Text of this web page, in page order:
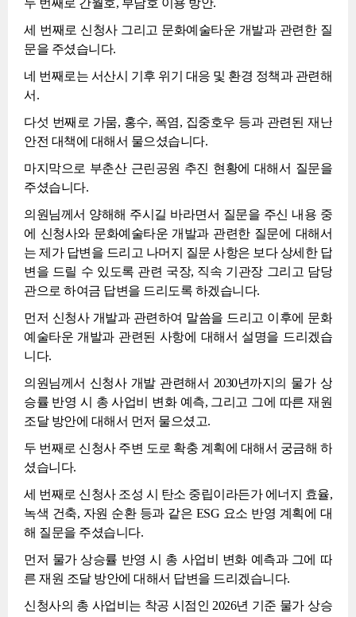
두 번째로 간월호, 부남호 이용 방안.
세 번째로 신청사 그리고 문화예술타운 개발과 관련한 질
문을 주셨습니다.
네 번째로는 서산시 기후 위기 대응 및 환경 정책과 관련해
서.
다섯 번째로 가뭄, 홍수, 폭염, 집중호우 등과 관련된 재난
안전 대책에 대해서 물으셨습니다.
마지막으로 부춘산 근린공원 추진 현황에 대해서 질문을
주셨습니다.
의원님께서 양해해 주시길 바라면서 질문을 주신 내용 중
에 신청사와 문화예술타운 개발과 관련한 질문에 대해서
는 제가 답변을 드리고 나머지 질문 사항은 보다 상세한 답
변을 드릴 수 있도록 관련 국장, 직속 기관장 그리고 담당
관으로 하여금 답변을 드리도록 하겠습니다.
먼저 신청사 개발과 관련하여 말씀을 드리고 이후에 문화
예술타운 개발과 관련된 사항에 대해서 설명을 드리겠습
니다.
의원님께서 신청사 개발 관련해서 2030년까지의 물가 상
승률 반영 시 총 사업비 변화 예측, 그리고 그에 따른 재원
조달 방안에 대해서 먼저 물으셨고.
두 번째로 신청사 주변 도로 확충 계획에 대해서 궁금해 하
셨습니다.
세 번째로 신청사 조성 시 탄소 중립이라든가 에너지 효율,
녹색 건축, 자원 순환 등과 같은 ESG 요소 반영 계획에 대
해 질문을 주셨습니다.
먼저 물가 상승률 반영 시 총 사업비 변화 예측과 그에 따
른 재원 조달 방안에 대해서 답변을 드리겠습니다.
신청사의 총 사업비는 착공 시점인 2026년 기준 물가 상승